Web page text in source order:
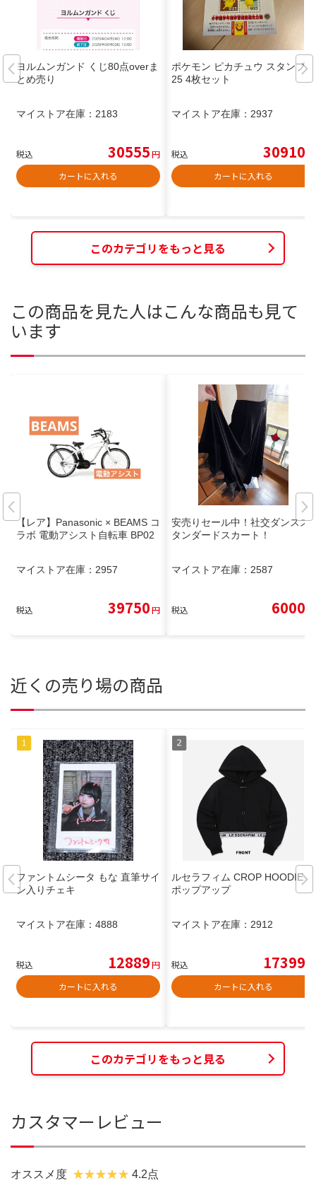
ヨルムンガンド くじ80点overま
とめ売り
マイストア在庫： 2183
税込 30555円
カートに入れる
ポケモン ピカチュウ スタンプ 0
25 4枚セット
マイストア在庫： 2937
税込 30910
カートに入れる
このカテゴリをもっと見る
この商品を見た人はこんな商品も見て
います
【レア】Panasonic × BEAMS コ
ラボ 電動アシスト自転車 BP02
マイストア在庫： 2957
税込 39750円
安売りセール中！社交ダンスス
タンダードスカート！
マイストア在庫： 2587
税込 6000
近くの売り場の商品
ファントムシータ もな 直筆サイ
ン入りチェキ
マイストア在庫： 4888
税込 12889円
カートに入れる
ルセラフィム CROP HOODIE
ポップアップ
マイストア在庫： 2912
税込 17399
カートに入れる
このカテゴリをもっと見る
カスタマーレビュー
オススメ度 4.2点